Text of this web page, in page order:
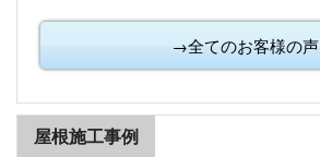
→全てのお客様の声
屋根施工事例